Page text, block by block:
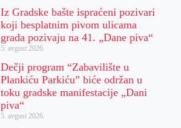
Iz Gradske bašte ispraćeni pozivari
koji besplatnim pivom ulicama
grada pozivaju na 41. „Dane piva“
5. avgust 2026.
Dečji program “Zabavilište u
Plankiću Parkiću” biće održan u
toku gradske manifestacije „Dani
piva“
5. avgust 2026.